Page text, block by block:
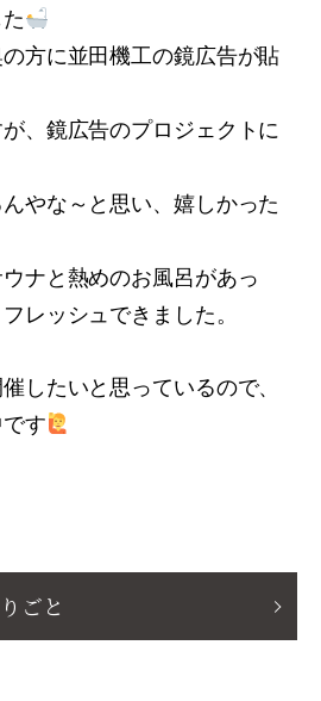
方に並田機工の鏡広告が貼
、鏡広告のプロジェクトに
やな～と思い、嬉しかった
ナと熱めのお風呂があっ
レッシュできました。
したいと思っているので、
す
ごと